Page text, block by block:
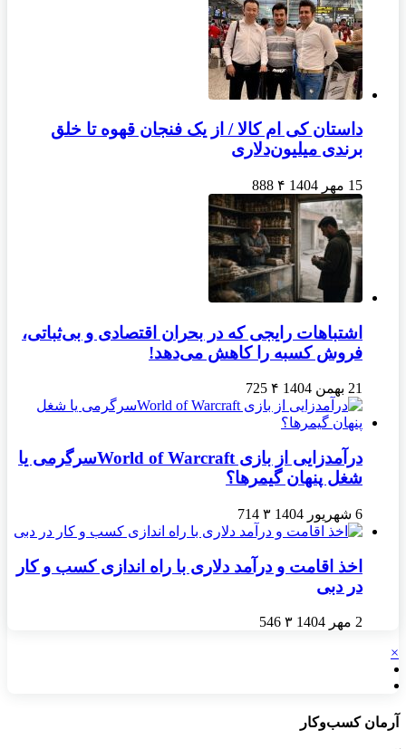
داستان کی ام کالا / از یک فنجان قهوه تا خلق
برندی میلیون‌دلاری
15 مهر 1404 ۴ 888
اشتباهات رایجی که در بحران اقتصادی و بی‌ثباتی،
فروش کسبه را کاهش می‌دهد!
21 بهمن 1404 ۴ 725
درآمدزایی از بازی World of Warcraftسرگرمی یا
شغل پنهان گیمرها؟
6 شهریور 1404 ۳ 714
اخذ اقامت و درآمد دلاری با راه اندازی کسب و کار
در دبی
2 مهر 1404 ۳ 546
×
آرمان کسب‌وکار